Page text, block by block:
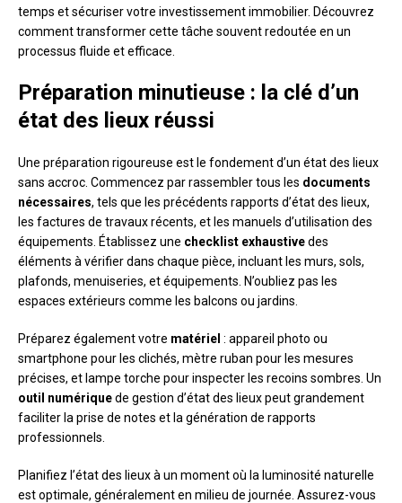
temps et sécuriser votre investissement immobilier. Découvrez
comment transformer cette tâche souvent redoutée en un
processus fluide et efficace.
Préparation minutieuse : la clé d’un
état des lieux réussi
Une préparation rigoureuse est le fondement d’un état des lieux
sans accroc. Commencez par rassembler tous les documents
nécessaires, tels que les précédents rapports d’état des lieux,
les factures de travaux récents, et les manuels d’utilisation des
équipements. Établissez une checklist exhaustivedes
éléments à vérifier dans chaque pièce, incluant les murs, sols,
plafonds, menuiseries, et équipements. N’oubliez pas les
espaces extérieurs comme les balcons ou jardins.
Préparez également votre matériel : appareil photo ou
smartphone pour les clichés, mètre ruban pour les mesures
précises, et lampe torche pour inspecter les recoins sombres. Un
outil numériquede gestion d’état des lieux peut grandement
faciliter la prise de notes et la génération de rapports
professionnels.
Planifiez l’état des lieux à un moment où la luminosité naturelle
est optimale, généralement en milieu de journée. Assurez-vous